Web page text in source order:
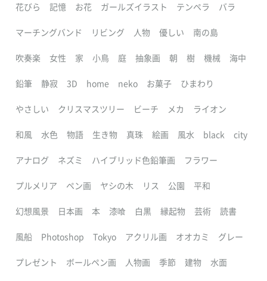
花びら 記憶 お花 ガールズイラスト テンペラ バラ
マーチングバンド リビング 人物 優しい 南の島
吹奏楽 女性 家 小鳥 庭 抽象画 朝 樹 機械 海中
鉛筆 静寂 3D home neko お菓子 ひまわり
やさしい クリスマスツリー ビーチ メカ ライオン
和風 水色 物語 生き物 真珠 絵画 風水 black city
アナログ ネズミ ハイブリッド色鉛筆画 フラワー
プルメリア ペン画 ヤシの木 リス 公園 平和
幻想風景 日本画 本 漆喰 白黒 縁起物 芸術 読書
風船 Photoshop Tokyo アクリル画 オオカミ グレー
プレゼント ボールペン画 人物画 季節 建物 水面